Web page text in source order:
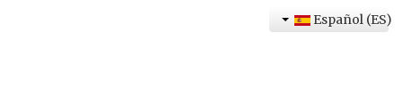
Español (ES)